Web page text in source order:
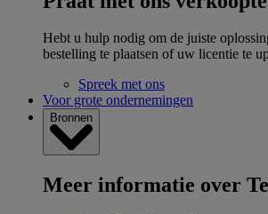
Hebt u hulp nodig om de juiste
bestelling te plaatsen of uw licentie te
Spreek met ons
Voor grote ondernemingen
Bronnen
Meer informatie over